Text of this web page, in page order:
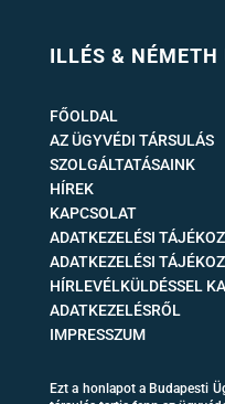
ILLÉS & NÉMETH
FŐOLDAL
AZ ÜGYVÉDI TÁRSULÁS
SZOLGÁLTATÁSAINK
HÍREK
KAPCSOLAT
ADATKEZELÉSI
ADATKEZELÉSI
HÍRLEVÉLKÜLDÉSSEL
ADATKEZELÉSRŐL
IMPRESSZUM
Ezt a honlapot a Budapesti